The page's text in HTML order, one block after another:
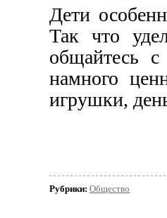
Дети
Так что
общайтесь
намного
игрушки,
Рубрики: Общество